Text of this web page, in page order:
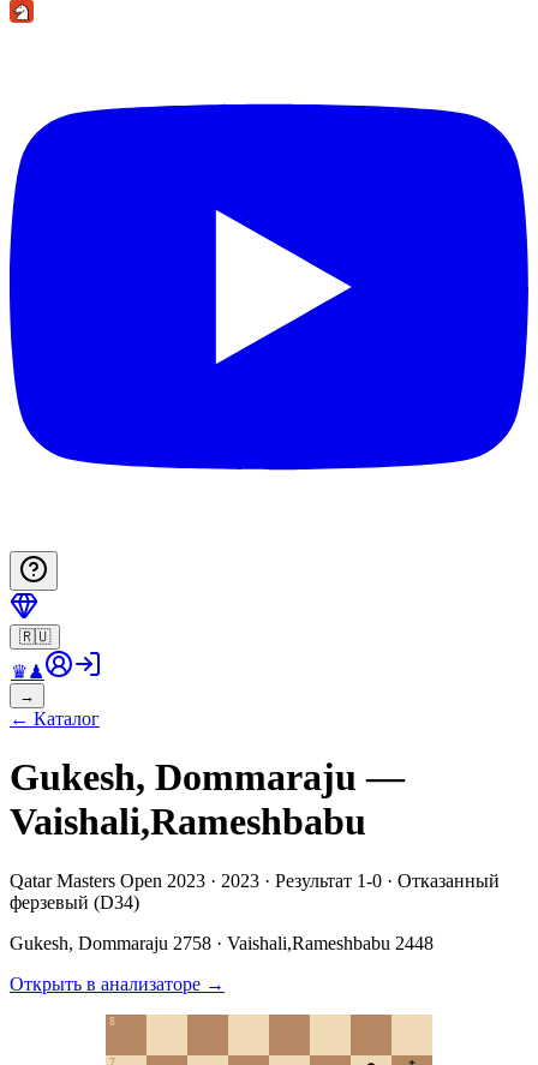
🇷🇺
♛♟
→
← Каталог
Gukesh, Dommaraju —
Vaishali,Rameshbabu
Qatar Masters Open 2023 · 2023 · Результат 1-0 · Отказанный
ферзевый (D34)
Gukesh, Dommaraju 2758 · Vaishali,Rameshbabu 2448
Открыть в анализаторе →
7
8